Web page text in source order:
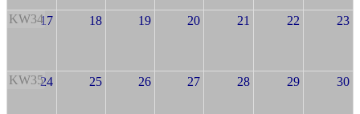
KW3417 18 19 20 21 22 23
KW3524 25 26 27 28 29 30